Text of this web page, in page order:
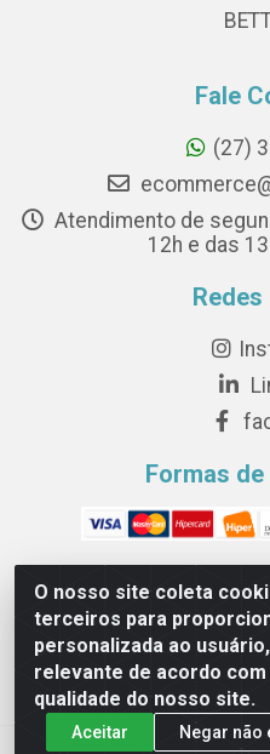
O nosso site coleta
terceiros para
personalizada ao
relevante de acordo
qualidade do nosso site.
Aceitar Negar não
Fale
(27)
Atendimento de
12h e das
Formas
Novesete Distribuidora
Terminal Intermodal da
CNPJ